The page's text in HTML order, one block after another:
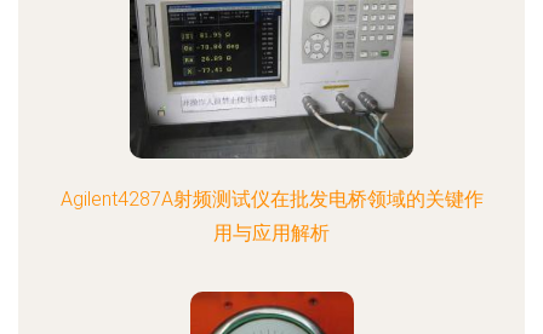
Agilent4287A射频测试仪在批发电桥领域的关键作
用与应用解析